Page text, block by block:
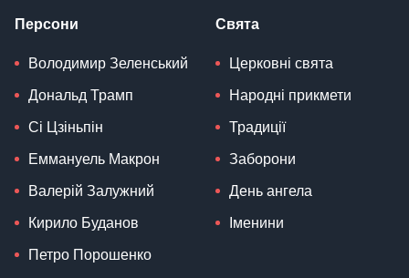
Персони
Володимир Зеленський
Дональд Трамп
Сі Цзіньпін
Еммануель Макрон
Валерій Залужний
Кирило Буданов
Петро Порошенко
Свята
Церковні свята
Народні прикмети
Традиції
Заборони
День ангела
Іменини